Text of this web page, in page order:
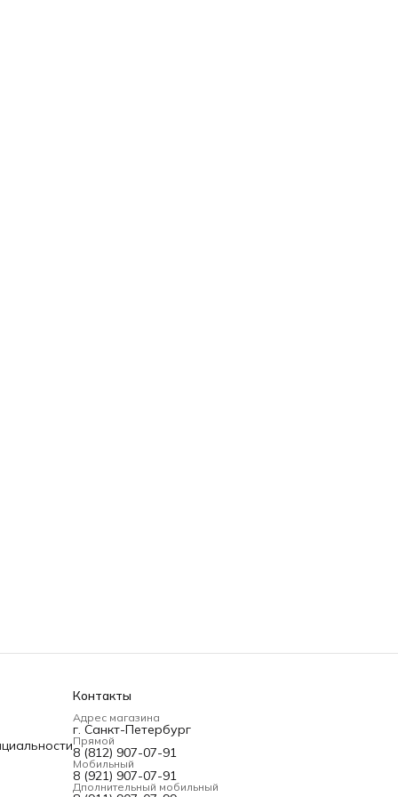
Контакты
Адрес магазина
г. Санкт-Петербург
Прямой
8 (812) 907-07-91
Мобильный
8 (921) 907-07-91
Дполнительный мобильный